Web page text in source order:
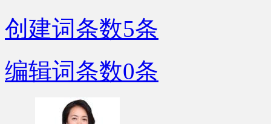
创建词条数5条
编辑词条数0条